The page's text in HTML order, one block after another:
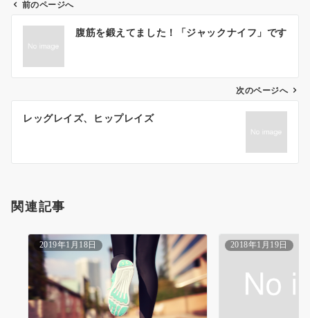
ン
前のページへ
腹筋を鍛えてました！「ジャックナイフ」です
次のページへ
レッグレイズ、ヒップレイズ
関連記事
2019年1月18日 2018年1月19日